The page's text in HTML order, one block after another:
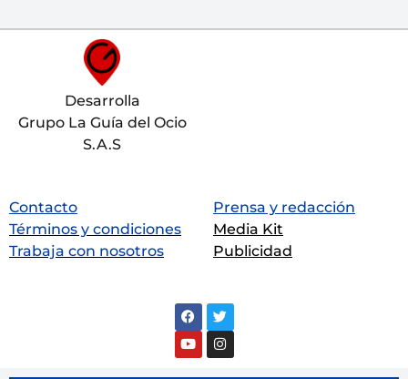
Desarrolla
Grupo La Guía del Ocio
S.A.S
Contacto
Términos y condiciones
Trabaja con nosotros
Prensa y redacción
Media Kit
Publicidad